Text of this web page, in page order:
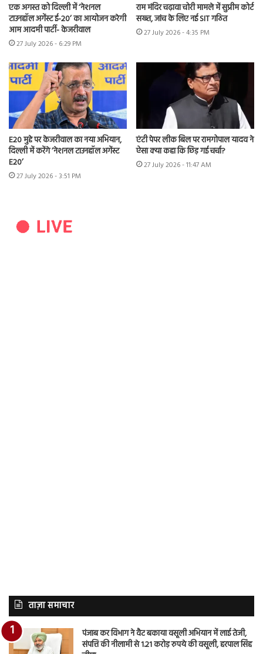
एक अगस्त को दिल्ली में ‘नेशनल
टाउनहॉल अगेंस्ट ई-20’ का आयोजन करेगी
आम आदमी पार्टी- केजरीवाल
27 July 2026 - 6:29 PM
राम मंदिर चढ़ावा चोरी मामले में सुप्रीम कोर्ट
सख्त, जांच के लिए नई SIT गठित
27 July 2026 - 4:35 PM
E20 मुद्दे पर केजरीवाल का नया अभियान,
दिल्ली में करेंगे ‘नेशनल टाउनहॉल अगेंस्ट
E20’
27 July 2026 - 3:51 PM
एंटी पेपर लीक बिल पर रामगोपाल यादव ने
ऐसा क्या कहा कि छिड़ गई चर्चा?
27 July 2026 - 11:47 AM
ताज़ा समाचार
पंजाब कर विभाग ने वैट बकाया वसूली अभियान में लाई तेजी,
संपत्ति की नीलामी से 1.21 करोड़ रुपये की वसूली, हरपाल सिंह